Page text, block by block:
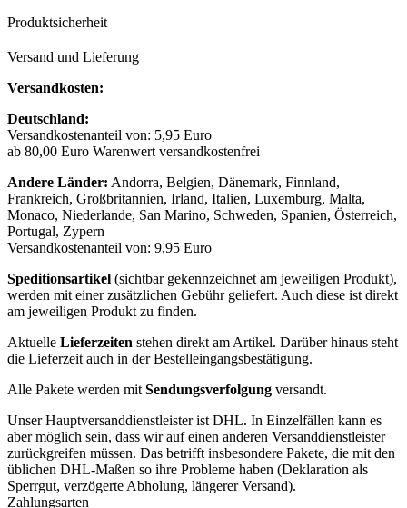
Produktsicherheit
Versand und Lieferung
Versandkosten:
Deutschland:
Versandkostenanteil von: 5,95 Euro
ab 80,00 Euro Warenwert versandkostenfrei
Andere Länder: Andorra, Belgien, Dänemark, Finnland,
Frankreich, Großbritannien, Irland, Italien, Luxemburg, Malta,
Monaco, Niederlande, San Marino, Schweden, Spanien, Österreich,
Portugal, Zypern
Versandkostenanteil von: 9,95 Euro
Speditionsartikel (sichtbar gekennzeichnet am jeweiligen Produkt),
werden mit einer zusätzlichen Gebühr geliefert. Auch diese ist direkt
am jeweiligen Produkt zu finden.
Aktuelle Lieferzeiten stehen direkt am Artikel. Darüber hinaus steht
die Lieferzeit auch in der Bestelleingangsbestätigung.
Alle Pakete werden mit Sendungsverfolgung versandt.
Unser Hauptversanddienstleister ist DHL. In Einzelfällen kann es
aber möglich sein, dass wir auf einen anderen Versanddienstleister
zurückgreifen müssen. Das betrifft insbesondere Pakete, die mit den
üblichen DHL-Maßen so ihre Probleme haben (Deklaration als
Sperrgut, verzögerte Abholung, längerer Versand).
Zahlungsarten